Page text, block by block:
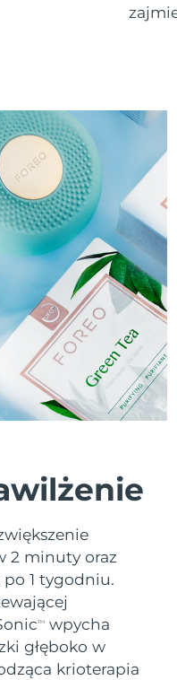
2 minuty oraz
1 tygodniu.
TM
wpycha
głęboko w
krioterapia
czas dostawy
czas dostawy
8/13/26
Oczekiwany czas dostawy
8/12/26
Oczekiwany czas dostawy
8/9/26
czas dostawy
8/9/26
Oczekiwany czas dostawy
8/9/26
Oczekiwany czas dostawy
8/14/26